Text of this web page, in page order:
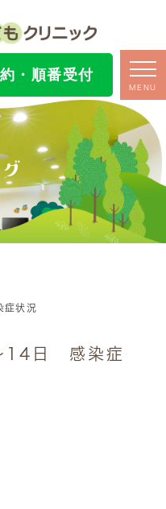
・順番受付
MENU
状況
14日 感染症